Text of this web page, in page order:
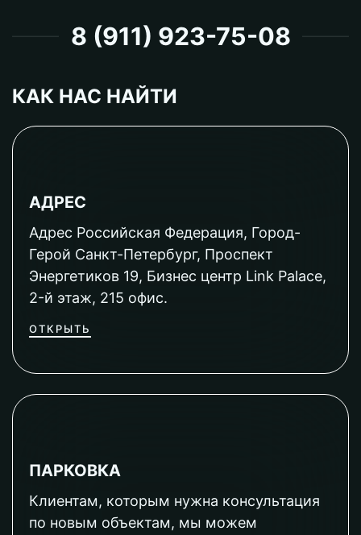
8 (911) 923-75-08
КАК НАС НАЙТИ
АДРЕС
Адрес Российская Федерация, Город-
Герой Санкт-Петербург, Проспект
Энергетиков 19, Бизнес центр Link Palace,
2-й этаж, 215 офис.
ОТКРЫТЬ
ПАРКОВКА
Клиентам, которым нужна консультация
по новым объектам, мы можем